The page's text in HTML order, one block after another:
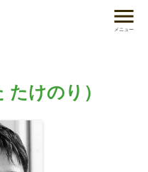
メニュー
けのり）